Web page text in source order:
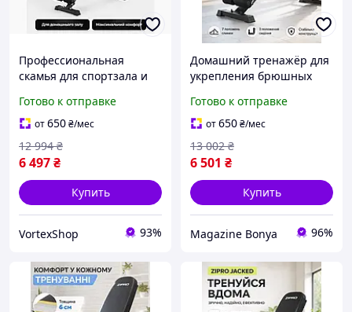
Профессиональная
скамья для спортзала и
регулируемая
конструкция для жима
лежа под разными
углами
Готово к отправке
от650₴/мес
6 497₴
12 994 ₴
Купить
VortexShop 93%
Домашний тренажёр для
укрепления брюшных
упражнений с
регулируемой спинкой и
устойчивой опорной
системой
Готово к отправке
от650₴/мес
6 501 ₴
13 002 ₴
Купить
Magazine Bonya 96%